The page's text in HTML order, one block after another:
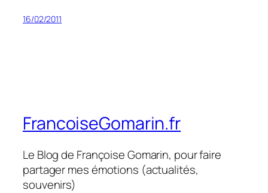
16/02/2011
FrancoiseGomarin.fr
Le Blog de Françoise Gomarin, pour faire
partager mes émotions (actualités,
souvenirs)